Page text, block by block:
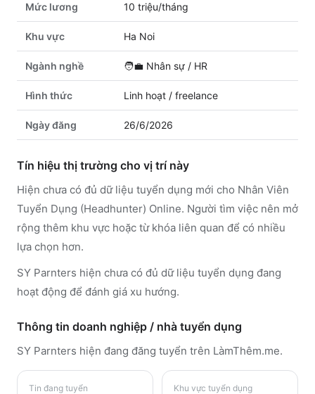
Mức lương 10 triệu/tháng
Khu vực Ha Noi
Ngành nghề 🧑‍💼 Nhân sự / HR
Hình thức Linh hoạt / freelance
Ngày đăng 26/6/2026
Tín hiệu thị trường cho vị trí này
Hiện chưa có đủ dữ liệu tuyển dụng mới cho Nhân Viên
Tuyển Dụng (Headhunter) Online. Người tìm việc nên mở
rộng thêm khu vực hoặc từ khóa liên quan để có nhiều
lựa chọn hơn.
SY Parnters hiện chưa có đủ dữ liệu tuyển dụng đang
hoạt động để đánh giá xu hướng.
Thông tin doanh nghiệp / nhà tuyển dụng
SY Parnters hiện đang đăng tuyển trên LàmThêm.me.
Tin đang tuyển Khu vực tuyển dụng